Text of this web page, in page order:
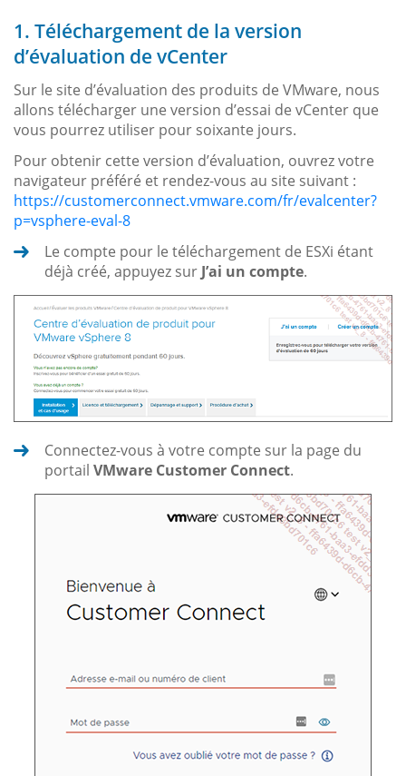
1. Téléchargement de la version
d’évaluation de vCenter
Sur le site d’évaluation des produits de VMware, nous
allons télécharger une version d’essai de vCenter que
vous pourrez utiliser pour soixante jours.
Pour obtenir cette version d’évaluation, ouvrez votre
navigateur préféré et rendez-vous au site suivant :
https://customerconnect.vmware.com/fr/evalcenter?
p=vsphere-eval-8
Le compte pour le téléchargement de ESXi étant
déjà créé, appuyez sur J’ai un compte.
Connectez-vous à votre compte sur la page du
portail VMware Customer Connect.